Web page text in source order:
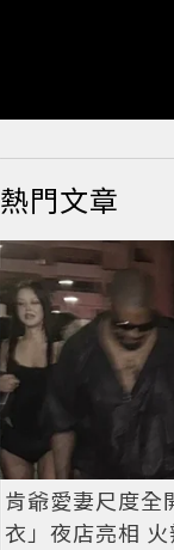
熱門文章
肯爺愛妻尺度全
衣」夜店亮相